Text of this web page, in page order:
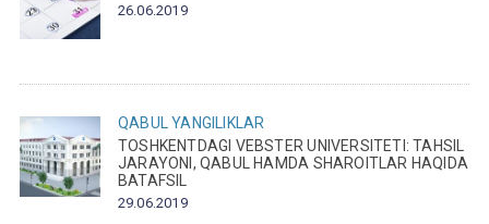
26.06.2019
QABUL YANGILIKLAR
TOSHKENTDAGI VEBSTER UNIVERSITETI: TAHSIL
JARAYONI, QABUL HAMDA SHAROITLAR HAQIDA
BATAFSIL
29.06.2019